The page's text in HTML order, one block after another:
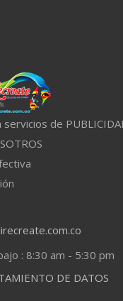
de
: 8:30 am - 5:30 pm
DE DATOS